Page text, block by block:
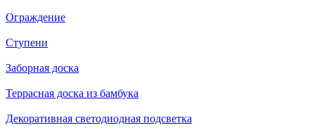
Ограждение
Ступени
Заборная доска
Террасная доска из бамбука
Декоративная светодиодная подсветка